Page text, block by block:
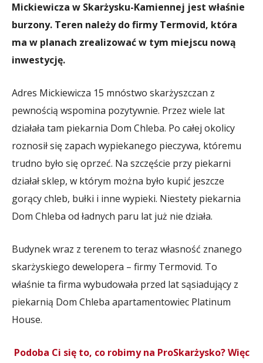
Mickiewicza w Skarżysku-Kamiennej jest właśnie
burzony. Teren należy do firmy Termovid, która
ma w planach zrealizować w tym miejscu nową
inwestycję.
Adres Mickiewicza 15 mnóstwo skarżyszczan z
pewnością wspomina pozytywnie. Przez wiele lat
działała tam piekarnia Dom Chleba. Po całej okolicy
roznosił się zapach wypiekanego pieczywa, któremu
trudno było się oprzeć. Na szczęście przy piekarni
działał sklep, w którym można było kupić jeszcze
gorący chleb, bułki i inne wypieki. Niestety piekarnia
Dom Chleba od ładnych paru lat już nie działa.
Budynek wraz z terenem to teraz własność znanego
skarżyskiego dewelopera – firmy Termovid. To
właśnie ta firma wybudowała przed lat sąsiadujący z
piekarnią Dom Chleba apartamentowiec Platinum
House.
Podoba Ci się to, co robimy na ProSkarżysko? Więc